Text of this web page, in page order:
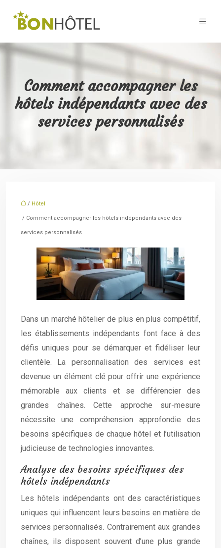
Comment accompagner les
hôtels indépendants avec des
services personnalisés
/ Hôtel
/ Comment accompagner les hôtels indépendants avec des
services personnalisés
Dans un marché hôtelier de plus en plus compétitif,
les établissements indépendants font face à des
défis uniques pour se démarquer et fidéliser leur
clientèle. La personnalisation des services est
devenue un élément clé pour offrir une expérience
mémorable aux clients et se différencier des
grandes chaînes. Cette approche sur-mesure
nécessite une compréhension approfondie des
besoins spécifiques de chaque hôtel et l’utilisation
judicieuse de technologies innovantes.
Analyse des besoins spécifiques des
hôtels indépendants
Les hôtels indépendants ont des caractéristiques
uniques qui influencent leurs besoins en matière de
services personnalisés. Contrairement aux grandes
chaînes, ils disposent souvent d’une plus grande